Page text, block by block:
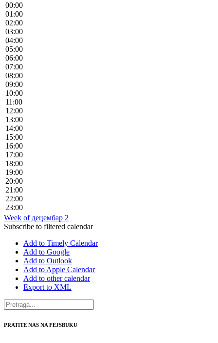
00:00
01:00
02:00
03:00
04:00
05:00
06:00
07:00
08:00
09:00
10:00
11:00
12:00
13:00
14:00
15:00
16:00
17:00
18:00
19:00
20:00
21:00
22:00
23:00
Week of децембар 2
Subscribe to filtered calendar
Add to Timely Calendar
Add to Google
Add to Outlook
Add to Apple Calendar
Add to other calendar
Export to XML
PRATITE NAS NA FEJSBUKU